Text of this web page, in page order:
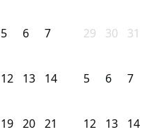
5 6 7
12 13 14
19 20 21
29 30 31
5 6 7
12 13 14